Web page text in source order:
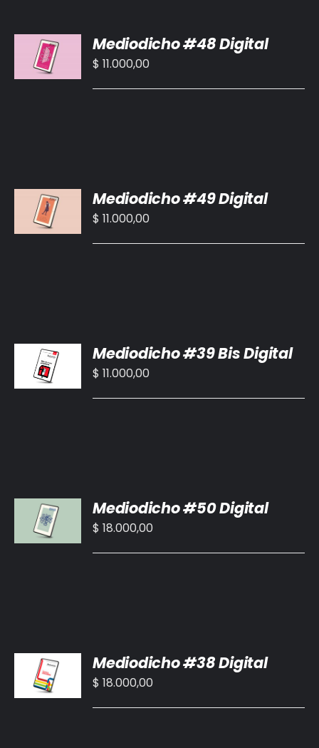
RED EOL
MEDIODICHO
AL
CARRITO
/
Mediodicho #48 Digital
$ 11.000,00
AL
CARRITO
/
Mediodicho #49 Digital
$ 11.000,00
AL
CARRITO
/
Mediodicho #39 Bis Digital
$ 11.000,00
AL
CARRITO
/
Mediodicho #50 Digital
$ 18.000,00
AL
CARRITO
/
Mediodicho #38 Digital
$ 18.000,00